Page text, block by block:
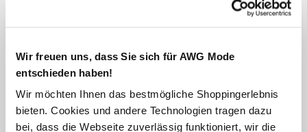
Wir freuen uns, dass Sie sich für AWG Mode
entschieden haben!
Wir möchten Ihnen das bestmögliche Shoppingerlebnis
bieten. Cookies und andere Technologien tragen dazu
bei, dass die Webseite zuverlässig funktioniert, wir die